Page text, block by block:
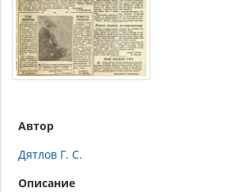
Автор
Дятлов Г. С.
Описание